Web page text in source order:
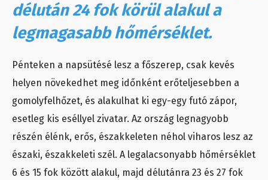
délután 24 fok körül alakul a
legmagasabb hőmérséklet.
Pénteken a napsütésé lesz a főszerep, csak kevés
helyen növekedhet meg időnként erőteljesebben a
gomolyfelhőzet, és alakulhat ki egy-egy futó zápor,
esetleg kis eséllyel zivatar. Az ország legnagyobb
részén élénk, erős, északkeleten néhol viharos lesz az
északi, északkeleti szél. A legalacsonyabb hőmérséklet
6 és 15 fok között alakul, majd délutánra 23 és 27 fok